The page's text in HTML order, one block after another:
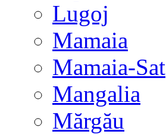
Lugoj
Mamaia
Mamaia-Sat
Mangalia
Mărgău